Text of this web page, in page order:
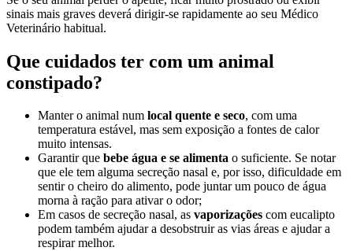
sinais mais graves deverá dirigir-se rapidamente ao seu Médico
Veterinário habitual.
Que cuidados ter com um animal
constipado?
Manter o animal num local quente e seco, com uma
temperatura estável, mas sem exposição a fontes de calor
muito intensas.
Garantir que bebe água e se alimenta o suficiente. Se notar
que ele tem alguma secreção nasal e, por isso, dificuldade em
sentir o cheiro do alimento, pode juntar um pouco de água
morna à ração para ativar o odor;
Em casos de secreção nasal, as vaporizações com eucalipto
podem também ajudar a desobstruir as vias áreas e ajudar a
respirar melhor.